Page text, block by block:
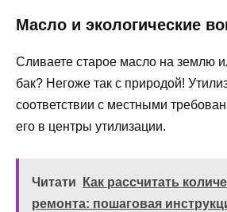
Масло и экологические
Сливаете старое масло на землю
бак? Негоже так с природой!
соответствии с местными
его в центры утилизации.
Читати
Как рассчитать
ремонта: пошаговая